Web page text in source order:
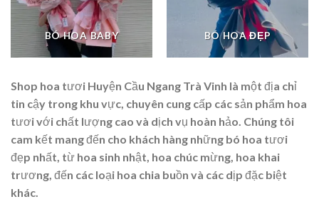
BÓ HOA BABY BÓ HOA ĐẸP
Shop hoa tươi Huyện Cầu Ngang Trà Vinh là một địa chỉ
tin cậy trong khu vực, chuyên cung cấp các sản phẩm hoa
tươi với chất lượng cao và dịch vụ hoàn hảo. Chúng tôi
cam kết mang đến cho khách hàng những bó hoa tươi
đẹp nhất, từ hoa sinh nhật, hoa chúc mừng, hoa khai
trương, đến các loại hoa chia buồn và các dịp đặc biệt
khác.